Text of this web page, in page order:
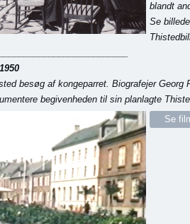
blandt
Se
besøg af kongeparret. Biografejer Georg
begivenheden til sin planlagte
Se